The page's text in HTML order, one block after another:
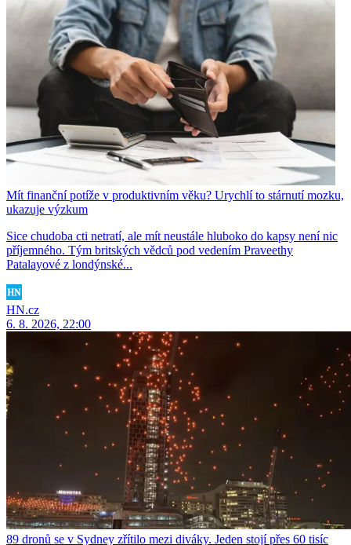
Mít finanční potíže v produktivním věku? Urychlí to stárnutí mozku,
ukazuje výzkum
Sice chudoba cti netratí, ale mít neustále hluboko do kapsy není nic
příjemného. Tým britských vědců pod vedením Praveethy
Patalayové z londýnské...
HN.cz
6. 8. 2026, 22:00
89 dronů se v Sydney zřítilo mezi diváky. Jeden stojí přes 60 tisíc